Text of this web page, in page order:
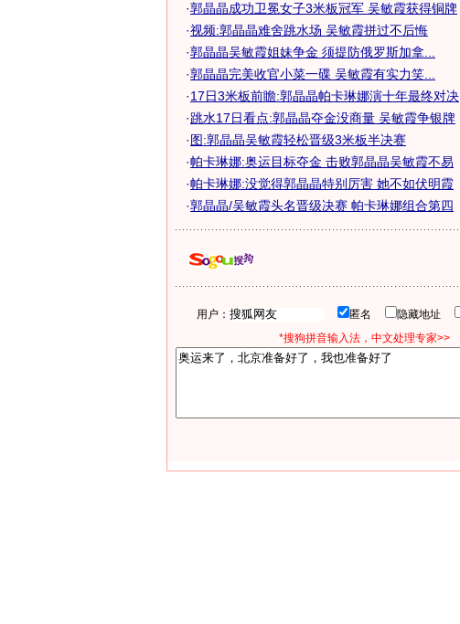
·郭晶晶成功卫冕女子3米板冠军 吴敏霞获得铜牌
·视频:郭晶晶难舍跳水场 吴敏霞拼过不后悔
·郭晶晶吴敏霞姐妹争金 须提防俄罗斯加拿...
·郭晶晶完美收官小菜一碟 吴敏霞有实力笑...
·17日3米板前瞻:郭晶晶帕卡琳娜演十年最终对决
·跳水17日看点:郭晶晶夺金没商量 吴敏霞争银牌
·图:郭晶晶吴敏霞轻松晋级3米板半决赛
·帕卡琳娜:奥运目标夺金 击败郭晶晶吴敏霞不易
·帕卡琳娜:没觉得郭晶晶特别厉害 她不如伏明霞
·郭晶晶/吴敏霞头名晋级决赛 帕卡琳娜组合第四
用户： 匿名 隐藏地址
*搜狗拼音输入法，中文处理专家>>